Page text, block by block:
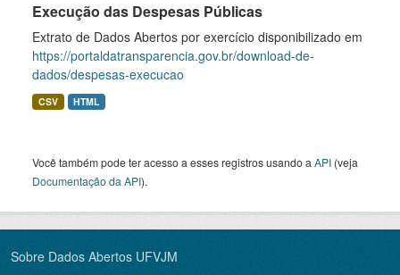
Execução das Despesas Públicas
Extrato de Dados Abertos por exercício disponibilizado em
https://portaldatransparencia.gov.br/download-de-
dados/despesas-execucao
CSV HTML
Você também pode ter acesso a esses registros usando a API (veja
Documentação da API).
Sobre Dados Abertos UFVJM